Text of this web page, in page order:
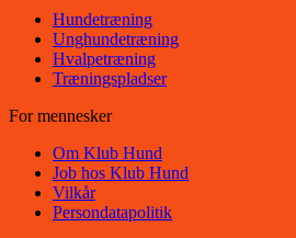
Hundetræning
Unghundetræning
Hvalpetræning
Træningspladser
For mennesker
Om Klub Hund
Job hos Klub Hund
Vilkår
Persondatapolitik